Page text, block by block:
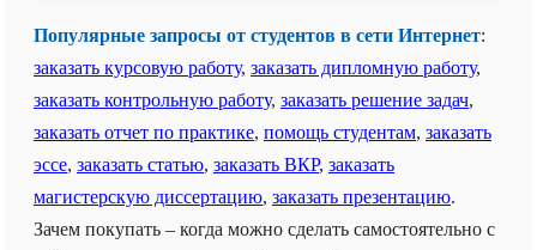
Популярные запросы от студентов в сети Интернет:
заказать курсовую работу, заказать дипломную работу,
заказать контрольную работу, заказать решение задач,
заказать отчет по практике, помощь студентам, заказать
эссе, заказать статью, заказать ВКР, заказать
магистерскую диссертацию, заказать презентацию.
Зачем покупать – когда можно сделать самостоятельно с